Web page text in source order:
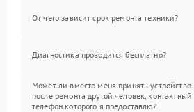
От чего зависит срок ремонта техники?
Диагностика проводится бесплатно?
Может ли вместо меня принять устройство
после ремонта другой человек, контактный
телефон которого я предоставлю?